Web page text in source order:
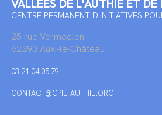
VALLÉES DE L'AUTHIE ET
CENTRE PERMANENT D'INITIATIVES
25 rue Vermaelen
62390 Auxi-le-Château
03 21 04 05 79
CONTACT@CPIE-AUTHIE.ORG